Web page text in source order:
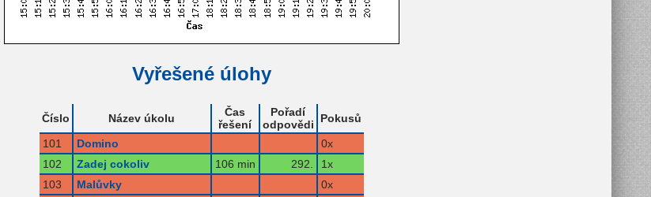
Vyřešené úlohy
Číslo Název úkolu
Čas
řešení
Pořadí
odpovědi
Pokusů
101
Domino
0x
102
Zadej cokoliv 106 min 292.
1x
103
Malůvky
0x